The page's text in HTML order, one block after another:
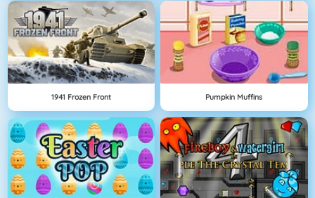
1941 Frozen Front Pumpkin Muffins